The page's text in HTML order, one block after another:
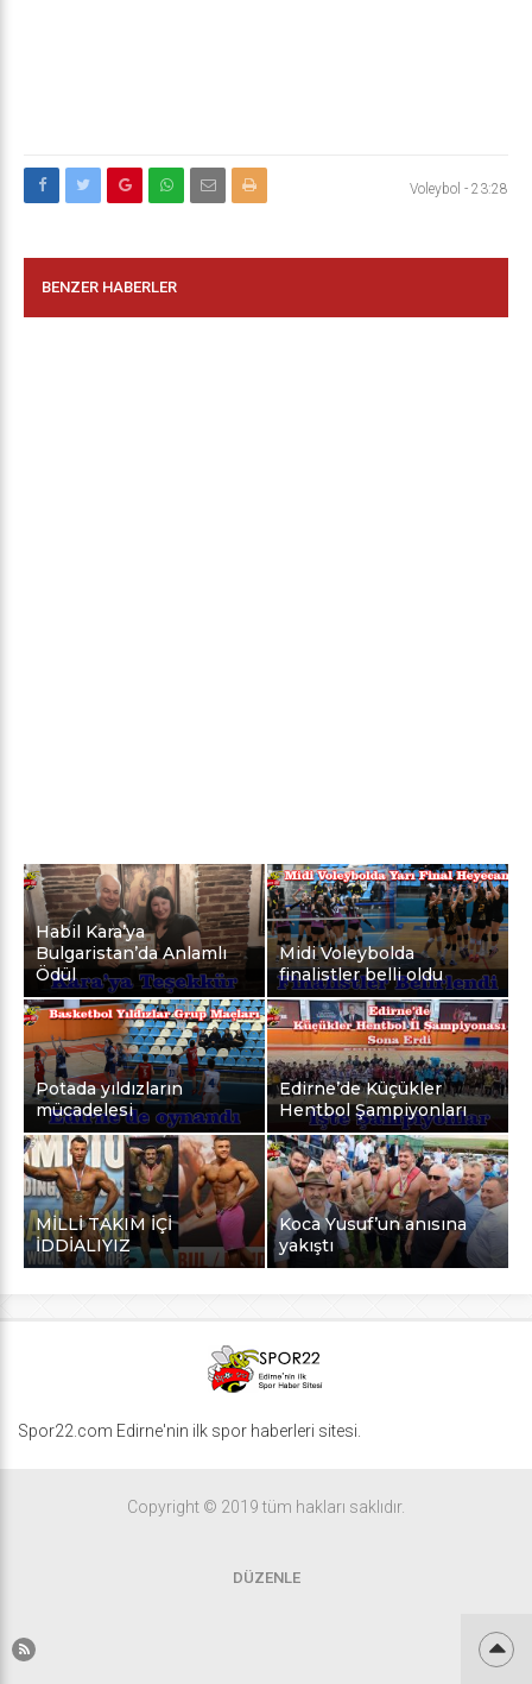
Voleybol - 23:28
BENZER HABERLER
Habil Kara’ya
Bulgaristan’da Anlamlı
Ödül
Midi Voleybolda
finalistler belli oldu
Potada yıldızların
mücadelesi
Edirne’de Küçükler
Hentbol Şampiyonları
MİLLİ TAKIM İÇİ
İDDİALIYIZ
Koca Yusuf’un anısına
yakıştı
Spor22.com Edirne'nin ilk spor haberleri sitesi.
Copyright © 2019 tüm hakları saklıdır.
DÜZENLE